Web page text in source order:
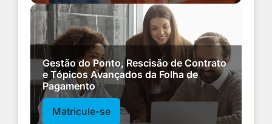
Gestão do Ponto, Rescisão de Contrato
e Tópicos Avançados da Folha de
Pagamento
Matricule-se